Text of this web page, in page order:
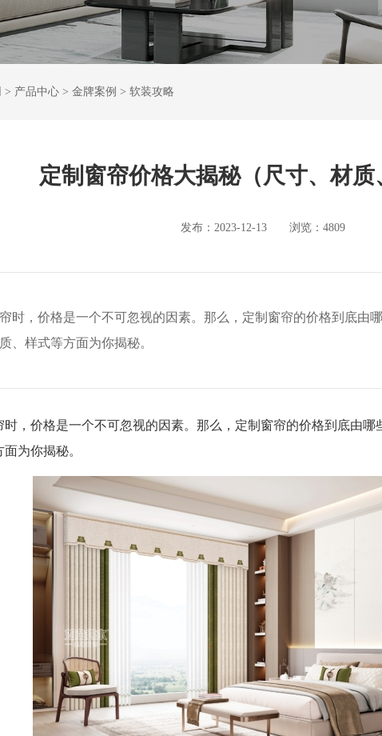
> 产品中心 > 金牌案例 > 软装攻略
定制窗帘价格大揭秘（尺寸、材质
发布：2023-12-13 浏览：4809
时，价格是一个不可忽视的因素。那么，定制窗帘的价格到底由
、样式等方面为你揭秘。
价格是一个不可忽视的因素。那么，定制窗帘的价格到底由哪
为你揭秘。